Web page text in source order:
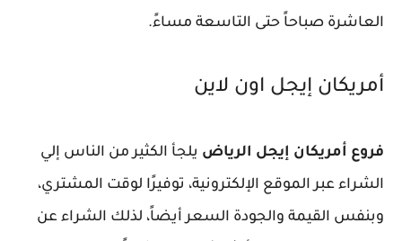
العاشرة صباحاً حتى التاسعة مساءً.
أمريكان إيجل اون لاين
فروع أمريكان إيجل الرياض يلجأ الكثير من الناس إلي
الشراء عبر الموقع الإلكترونية، توفيرًا لوقت المشتري،
وبنفس القيمة والجودة السعر أيضاً، لذلك الشراء عن